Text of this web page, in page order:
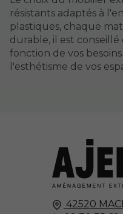
résistants adaptés à
plastiques, chaque
durable, il est conseillé
fonction de vos
l'esthétisme de vos
42520